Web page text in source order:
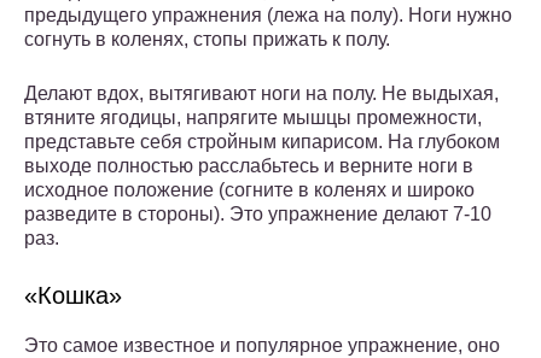
предыдущего упражнения (лежа на полу). Ноги нужно
согнуть в коленях, стопы прижать к полу.
Делают вдох, вытягивают ноги на полу. Не выдыхая,
втяните ягодицы, напрягите мышцы промежности,
представьте себя стройным кипарисом. На глубоком
выходе полностью расслабьтесь и верните ноги в
исходное положение (согните в коленях и широко
разведите в стороны). Это упражнение делают 7-10
раз.
«Кошка»
Это самое известное и популярное упражнение, оно